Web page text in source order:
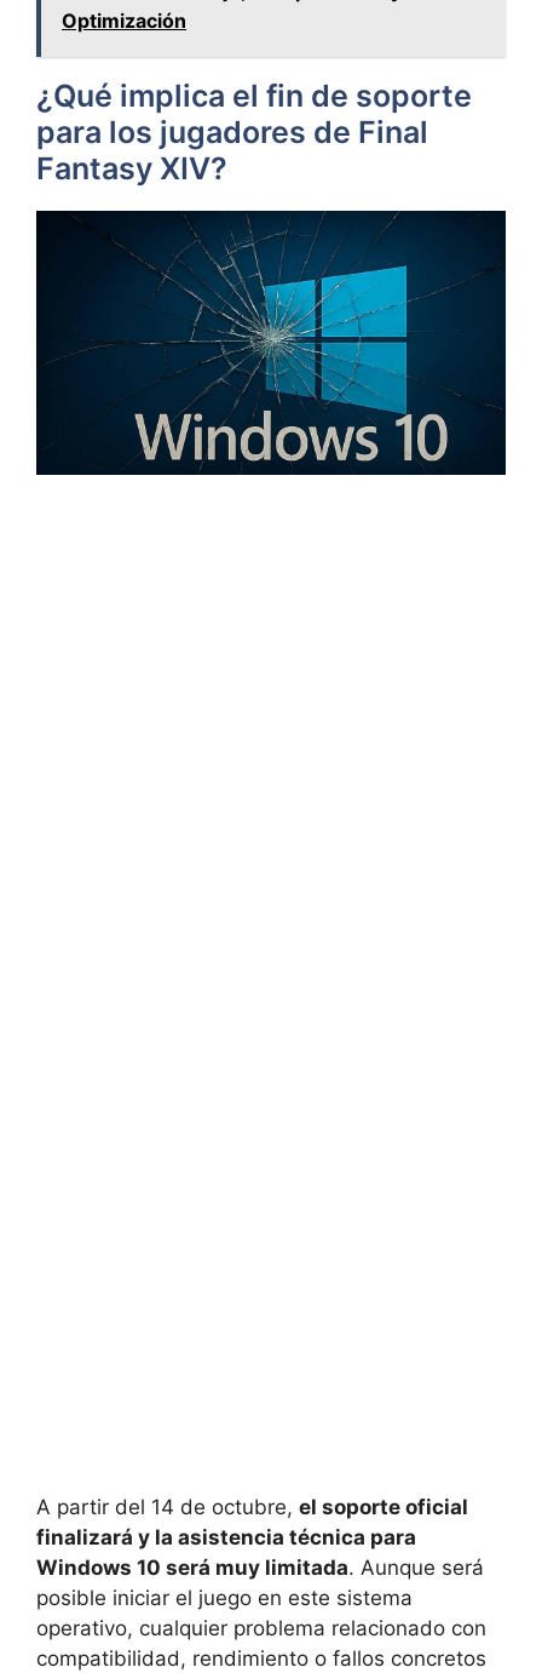
Optimización
¿Qué implica el fin de soporte
para los jugadores de Final
Fantasy XIV?
A partir del 14 de octubre, el soporte oficial
finalizará y la asistencia técnica para
Windows 10 será muy limitada. Aunque será
posible iniciar el juego en este sistema
operativo, cualquier problema relacionado con
compatibilidad, rendimiento o fallos concretos